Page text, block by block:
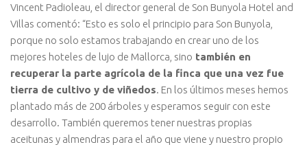
Vincent Padioleau, el director general de Son Bunyola Hotel and
Villas comentó: “Esto es solo el principio para Son Bunyola,
porque no solo estamos trabajando en crear uno de los
mejores hoteles de lujo de Mallorca, sino también en
recuperar la parte agrícola de la finca que una vez fue
tierra de cultivo y de viñedos. En los últimos meses hemos
plantado más de 200 árboles y esperamos seguir con este
desarrollo. También queremos tener nuestras propias
aceitunas y almendras para el año que viene y nuestro propio